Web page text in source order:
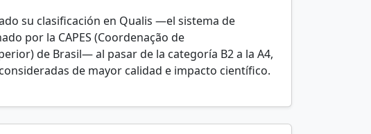
su clasificación en Qualis —el sistema de
por la CAPES (Coordenação de
de Brasil— al pasar de la categoría B2 a la A4,
de mayor calidad e impacto científico.